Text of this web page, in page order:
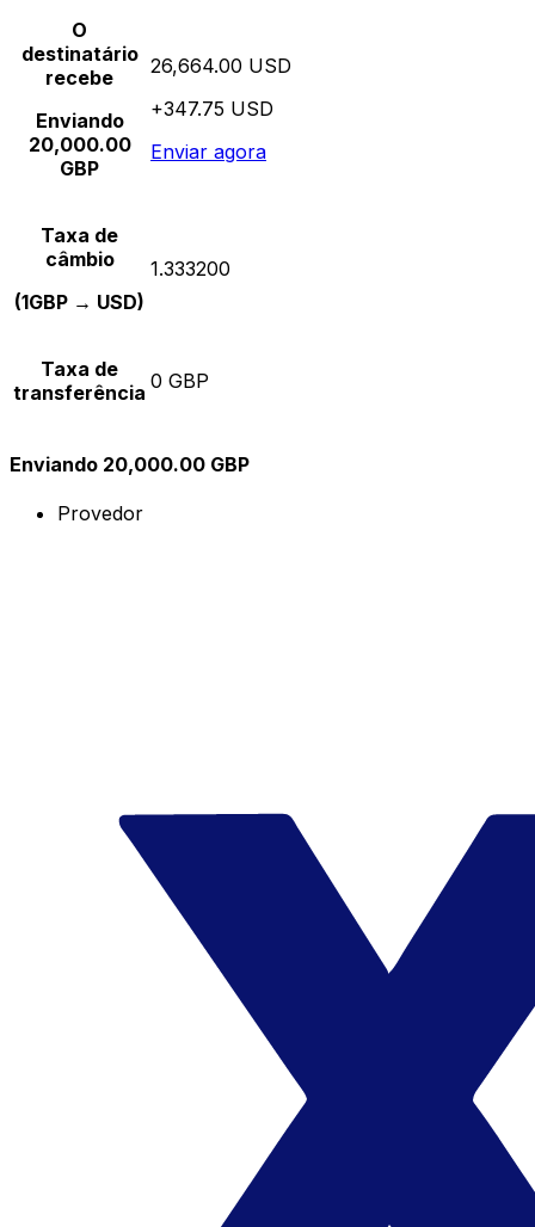
O
destinatário
recebe
Enviando
20,000.00
GBP
26,664.00 USD
+347.75 USD
Enviar agora
Taxa de
câmbio
(1GBP → USD)
1.333200
Taxa de
transferência 0 GBP
Enviando 20,000.00 GBP
Provedor